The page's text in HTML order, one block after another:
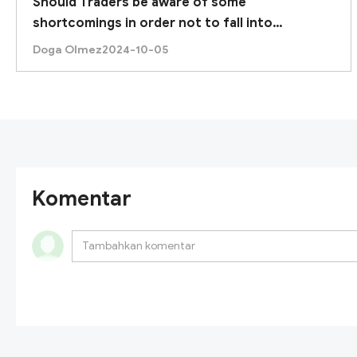
shortcomings in order not to fall into
inconsistencies with XM broker?
Doga Olmez2024-10-05
Komentar